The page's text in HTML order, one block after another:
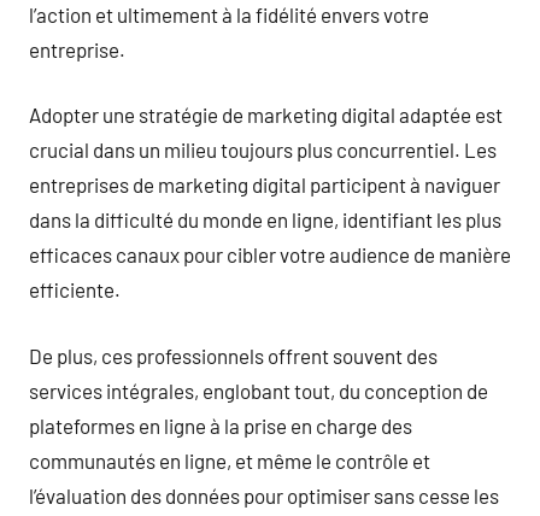
l’action et ultimement à la fidélité envers votre
entreprise.
Adopter une stratégie de marketing digital adaptée est
crucial dans un milieu toujours plus concurrentiel. Les
entreprises de marketing digital participent à naviguer
dans la difficulté du monde en ligne, identifiant les plus
efficaces canaux pour cibler votre audience de manière
efficiente.
De plus, ces professionnels offrent souvent des
services intégrales, englobant tout, du conception de
plateformes en ligne à la prise en charge des
communautés en ligne, et même le contrôle et
l’évaluation des données pour optimiser sans cesse les